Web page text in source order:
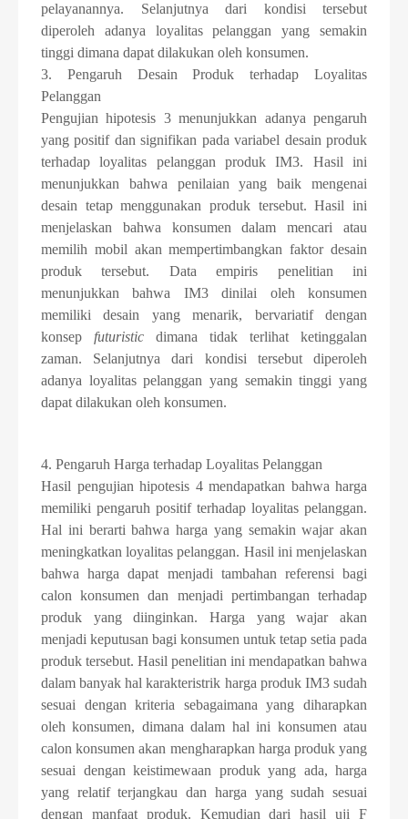
pelayanannya. Selanjutnya dari kondisi tersebut
diperoleh adanya loyalitas pelanggan yang semakin
tinggi dimana dapat dilakukan oleh konsumen.
3. Pengaruh Desain Produk terhadap Loyalitas
Pelanggan
Pengujian hipotesis 3 menunjukkan adanya pengaruh
yang positif dan signifikan pada variabel desain produk
terhadap loyalitas pelanggan produk IM3. Hasil ini
menunjukkan bahwa penilaian yang baik mengenai
desain tetap menggunakan produk tersebut. Hasil ini
menjelaskan bahwa konsumen dalam mencari atau
memilih mobil akan mempertimbangkan faktor desain
produk tersebut. Data empiris penelitian ini
menunjukkan bahwa IM3 dinilai oleh konsumen
memiliki desain yang menarik, bervariatif dengan
konsep futuristic dimana tidak terlihat ketinggalan
zaman. Selanjutnya dari kondisi tersebut diperoleh
adanya loyalitas pelanggan yang semakin tinggi yang
dapat dilakukan oleh konsumen.
4. Pengaruh Harga terhadap Loyalitas Pelanggan
Hasil pengujian hipotesis 4 mendapatkan bahwa harga
memiliki pengaruh positif terhadap loyalitas pelanggan.
Hal ini berarti bahwa harga yang semakin wajar akan
meningkatkan loyalitas pelanggan. Hasil ini menjelaskan
bahwa harga dapat menjadi tambahan referensi bagi
calon konsumen dan menjadi pertimbangan terhadap
produk yang diinginkan. Harga yang wajar akan
menjadi keputusan bagi konsumen untuk tetap setia pada
produk tersebut. Hasil penelitian ini mendapatkan bahwa
dalam banyak hal karakteristrik harga produk IM3 sudah
sesuai dengan kriteria sebagaimana yang diharapkan
oleh konsumen, dimana dalam hal ini konsumen atau
calon konsumen akan mengharapkan harga produk yang
sesuai dengan keistimewaan produk yang ada, harga
yang relatif terjangkau dan harga yang sudah sesuai
dengan manfaat produk. Kemudian dari hasil uji F